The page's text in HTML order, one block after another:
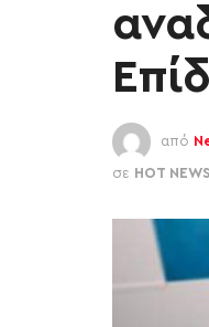
από
σε HOT NEWS